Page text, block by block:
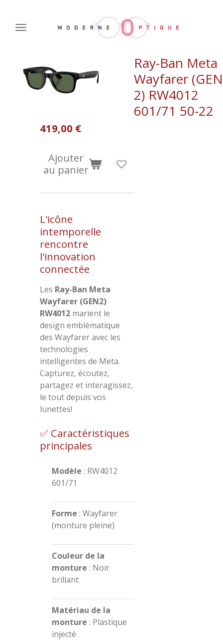
Ray-Ban Meta
Wayfarer (GEN
2) RW4012
601/71 50-22
419,00 €
Ajouter
au panier
L'icône
intemporelle
rencontre
l'innovation
connectée
Les Ray-Ban Meta
Wayfarer (GEN2)
RW4012 marient le
design emblématique
des Wayfarer avec les
technologies
intelligentes de Meta.
Capturez, écoutez,
partagez et interagissez,
le tout depuis vos
lunettes!
✅ Caractéristiques
principales
Modèle : RW4012
601/71
Forme : Wayfarer
(monture pleine)
Couleur de la
monture : Noir
brillant
Matériau de la
monture : Plastique
injecté